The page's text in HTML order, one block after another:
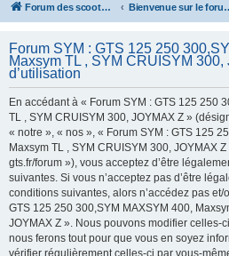
Forum des scooters SYM - GTS -MAXSYM - CRUISYM - JOYMAX - Maxsym TL Bienvenue sur le
Forum SYM : GTS 125 250
Maxsym TL , SYM CRUISYM
d’utilisation
En accédant à « Forum SYM : GTS 125 250
TL , SYM CRUISYM 300, JOYMAX Z »
« notre », « nos », « Forum SYM : GTS 125
Maxsym TL , SYM CRUISYM 300, JOYMAX
gts.fr/forum »), vous acceptez d’être
suivantes. Si vous n’acceptez pas d’être
conditions suivantes, alors n’accédez pas et/
GTS 125 250 300,SYM MAXSYM 400,
JOYMAX Z ». Nous pouvons modifier celles-
nous ferons tout pour que vous en soyez
vérifier régulièrement celles-ci par vous-